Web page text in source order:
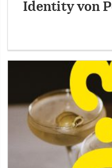
Identity von